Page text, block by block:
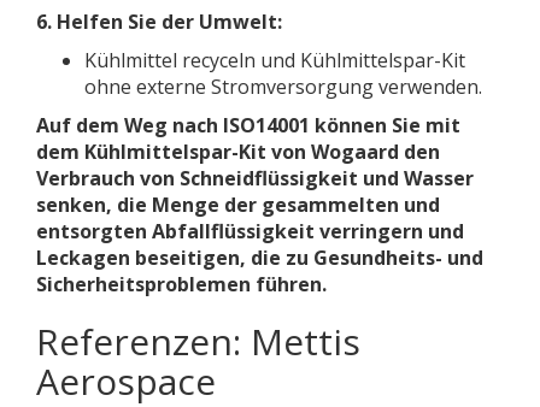
6. Helfen Sie der Umwelt:
Kühlmittel recyceln und Kühlmittelspar-Kit
ohne externe Stromversorgung verwenden.
Auf dem Weg nach ISO14001 können Sie mit
dem Kühlmittelspar-Kit von Wogaard den
Verbrauch von Schneidflüssigkeit und Wasser
senken, die Menge der gesammelten und
entsorgten Abfallflüssigkeit verringern und
Leckagen beseitigen, die zu Gesundheits- und
Sicherheitsproblemen führen.
Referenzen: Mettis
Aerospace